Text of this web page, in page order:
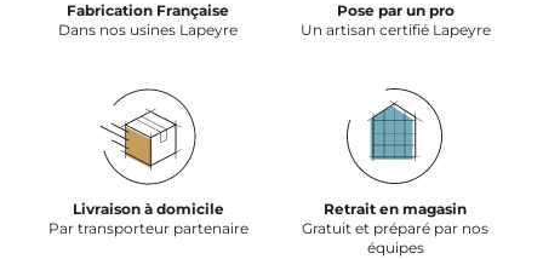
Fabrication Française
Dans nos usines Lapeyre
Pose par un pro
Un artisan certifié Lapeyre
Livraison à domicile
Par transporteur partenaire
Retrait en magasin
Gratuit et préparé par nos
équipes